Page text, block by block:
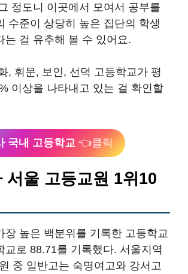
정도니 이곳에서 모여서 공부를
수준이 상당히 높은 집단의 학생
는 걸 유추해 볼 수 있어요.
, 휘문, 보인, 선덕 고등학교가 평
이상을 나타내고 있는 걸 확인할
국내 고등학교 👈클릭
서울 고등교원 1위10
장 높은 백분위를 기록한 고등학교
교로 88.71를 기록했다. 서울지역
중 일반고는 숙명여고와 강서고